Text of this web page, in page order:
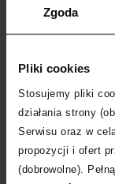
Zgoda
Pliki cookies
Stosujemy pliki
działania strony
Serwisu oraz w
propozycji i ofert
(dobrowolne).
WPISZ KODEXTRA10 A
Tabela rozmiarów
WYBIERZ ROZMIAR